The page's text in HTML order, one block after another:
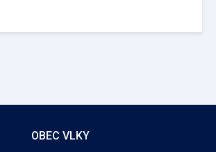
OBEC VLKY